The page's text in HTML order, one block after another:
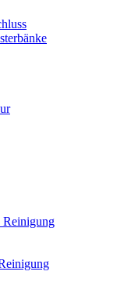
Reinigung